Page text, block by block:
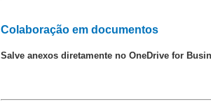
Colaboração em documentos
Salve anexos diretamente no OneDrive for